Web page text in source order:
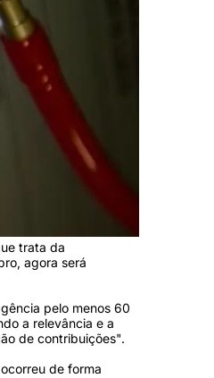
trata da
agora será
pelo menos 60
a relevância e a
de contribuições".
de forma